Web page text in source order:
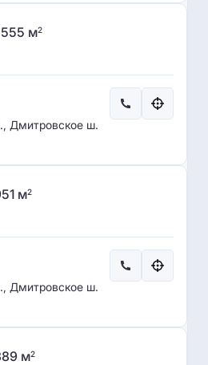
м2
Дмитровское ш.
м2
Дмитровское ш.
м2